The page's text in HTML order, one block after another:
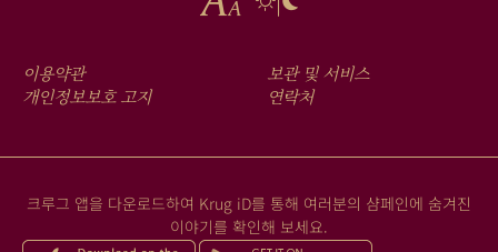
FOOTER
MENU
이용약관
개인정보보호 고지 보관 및 서비스
연락처
크루그 앱을 다운로드하여 Krug iD를 통해 여러분의 샴페인에 숨겨진
이야기를 확인해 보세요.